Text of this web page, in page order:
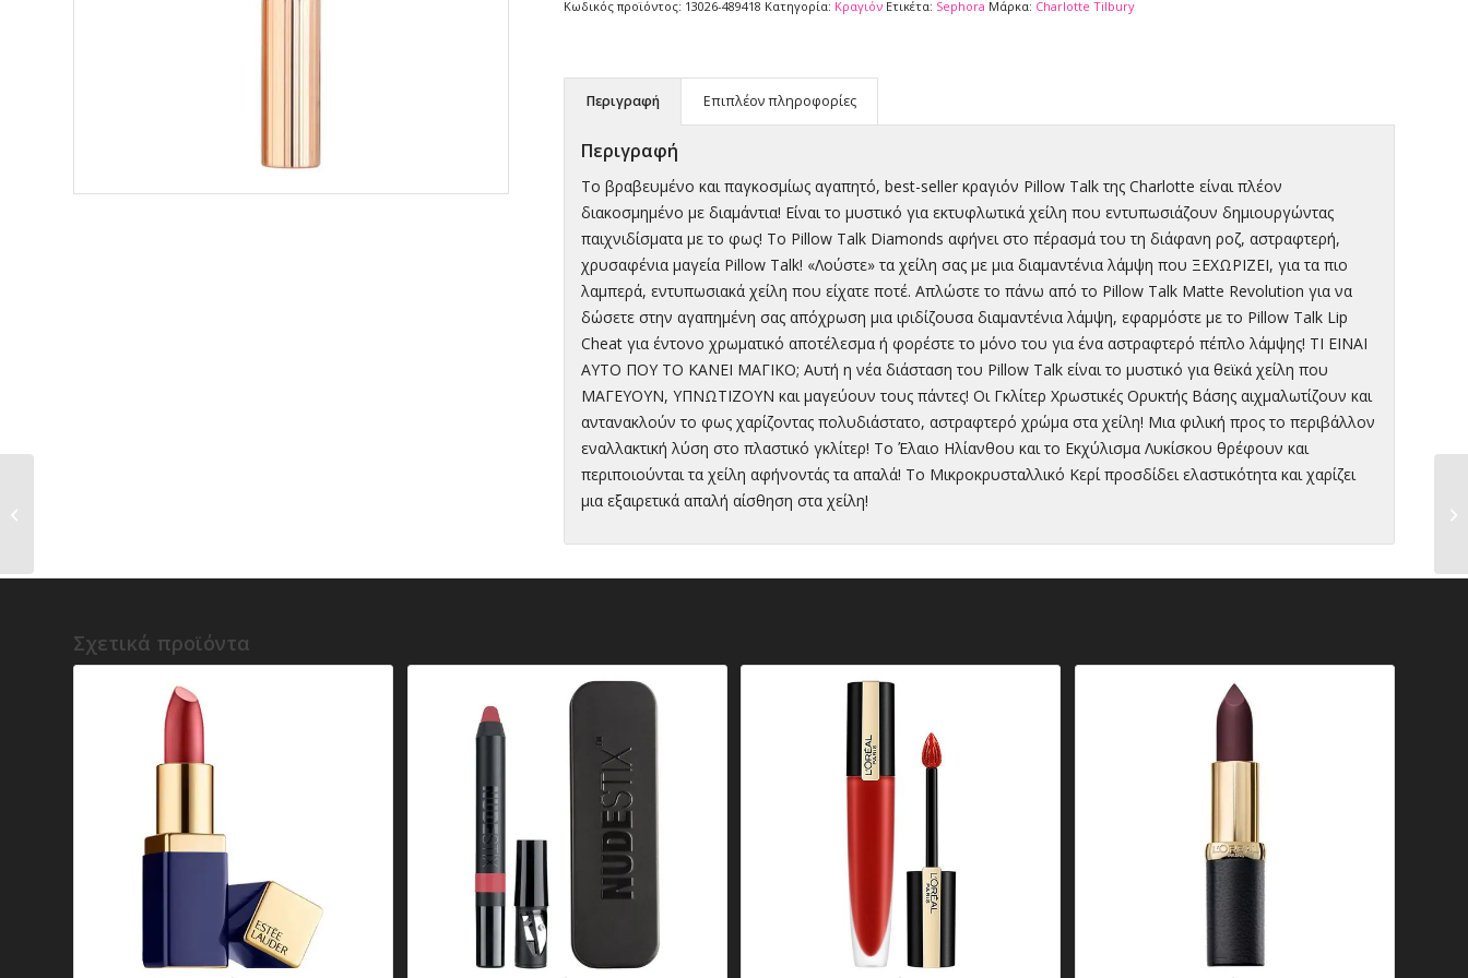
Κωδικός προϊόντος: 13026-489418 Κατηγορία: Κραγιόν Ετικέτα: Sephora Μάρκα: Charlotte Tilbury
Περιγραφή Επιπλέον πληροφορίες
Περιγραφή
Το βραβευμένο και παγκοσμίως αγαπητό, best-seller κραγιόν Pillow Talk της Charlotte είναι πλέον
διακοσμημένο με διαμάντια! Είναι το μυστικό για εκτυφλωτικά χείλη που εντυπωσιάζουν δημιουργώντας
παιχνιδίσματα με το φως! Το Pillow Talk Diamonds αφήνει στο πέρασμά του τη διάφανη ροζ, αστραφτερή,
χρυσαφένια μαγεία Pillow Talk! «Λούστε» τα χείλη σας με μια διαμαντένια λάμψη που ΞΕΧΩΡΙΖΕΙ, για τα πιο
λαμπερά, εντυπωσιακά χείλη που είχατε ποτέ. Απλώστε το πάνω από το Pillow Talk Matte Revolution για να
δώσετε στην αγαπημένη σας απόχρωση μια ιριδίζουσα διαμαντένια λάμψη, εφαρμόστε με το Pillow Talk Lip
Cheat για έντονο χρωματικό αποτέλεσμα ή φορέστε το μόνο του για ένα αστραφτερό πέπλο λάμψης! ΤΙ ΕΙΝΑΙ
ΑΥΤΟ ΠΟΥ ΤΟ ΚΑΝΕΙ ΜΑΓΙΚΟ; Αυτή η νέα διάσταση του Pillow Talk είναι το μυστικό για θεϊκά χείλη που
ΜΑΓΕΥΟΥΝ, ΥΠΝΩΤΙΖΟΥΝ και μαγεύουν τους πάντες! Οι Γκλίτερ Χρωστικές Ορυκτής Βάσης αιχμαλωτίζουν και
αντανακλούν το φως χαρίζοντας πολυδιάστατο, αστραφτερό χρώμα στα χείλη! Μια φιλική προς το περιβάλλον
εναλλακτική λύση στο πλαστικό γκλίτερ! Το Έλαιο Ηλίανθου και το Εκχύλισμα Λυκίσκου θρέφουν και
περιποιούνται τα χείλη αφήνοντάς τα απαλά! Το Μικροκρυσταλλικό Κερί προσδίδει ελαστικότητα και χαρίζει
μια εξαιρετικά απαλή αίσθηση στα χείλη!
Σχετικά προϊόντα